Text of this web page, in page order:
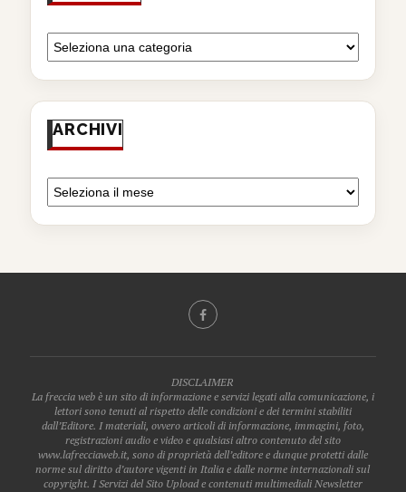
ARCHIVI
DISCLAIMER
La freccia web è un sito di informazione e servizi legati alla comunicazione, i
lettori sono tenuti al rispetto delle condizioni e dei termini stabiliti
dall’Editore. I materiali, ovvero articoli di informazione, immagini, foto,
registrazioni audio e video e qualsiasi altro contenuto del sito
www.lafrecciaweb.it, sono di proprietà dell’editore e dunque protetti dalle
norme sul diritto d’autore vigenti in Italia e dalle norme internazionali sul
copyright. I Servizi del Sito Upload e contenuti multimediali Newsletter